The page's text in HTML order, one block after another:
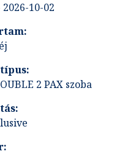
10-02
2 PAX szoba